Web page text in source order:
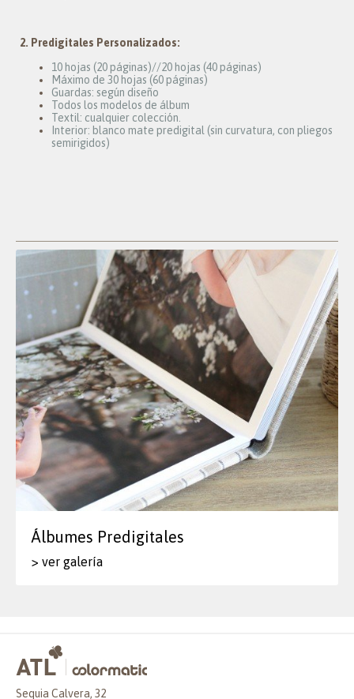
2. Predigitales Personalizados:
10 hojas (20 páginas)//20 hojas (40 páginas)
Máximo de 30 hojas (60 páginas)
Guardas: según diseño
Todos los modelos de álbum
Textil: cualquier colección.
Interior: blanco mate predigital (sin curvatura, con pliegos
semirigidos)
Álbumes Predigitales
> ver galería
Sequia Calvera, 32